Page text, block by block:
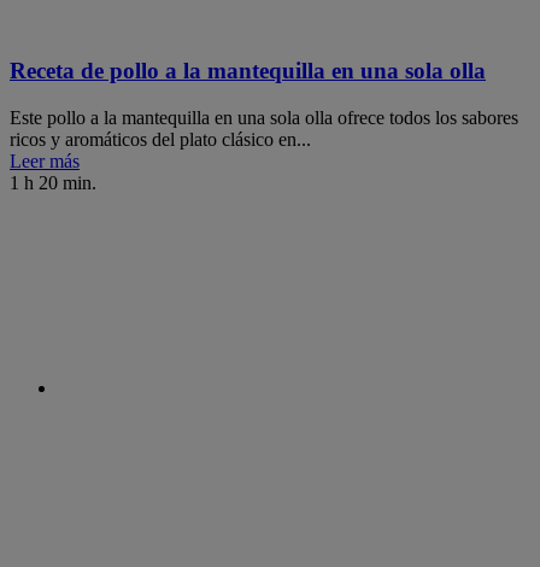
Receta de pollo a la mantequilla en una sola olla
Este pollo a la mantequilla en una sola olla ofrece todos los sabores
ricos y aromáticos del plato clásico en...
Leer más
1 h 20 min.